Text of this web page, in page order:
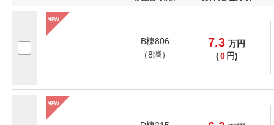
B棟806
（8階）
7.3 万円
(0 円)